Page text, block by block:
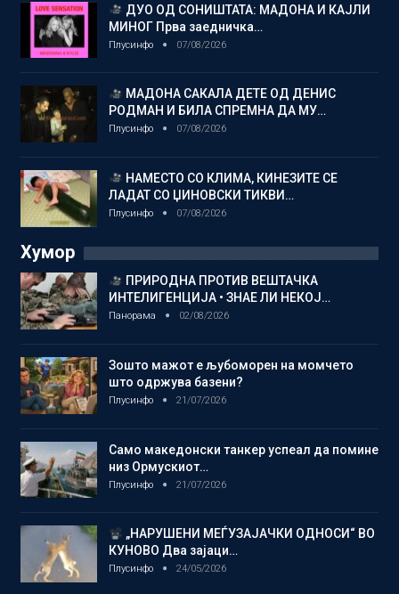
ДУО ОД СОНИШТАТА: МАДОНА И КАЈЛИ
МИНОГ Прва заедничка…
Плусинфо 07/08/2026
МАДОНА САКАЛА ДЕТЕ ОД ДЕНИС
РОДМАН И БИЛА СПРЕМНА ДА МУ…
Плусинфо 07/08/2026
НАМЕСТО СО КЛИМА, КИНЕЗИТЕ СЕ
ЛАДАТ СО ЏИНОВСКИ ТИКВИ…
Плусинфо 07/08/2026
Хумор
ПРИРОДНА ПРОТИВ ВЕШТАЧКА
ИНТЕЛИГЕНЦИЈА • ЗНАЕ ЛИ НЕКОЈ…
Панорама 02/08/2026
Зошто мажот е љубоморен на момчето
што одржува базени?
Плусинфо 21/07/2026
Само македонски танкер успеал да помине
низ Ормускиот…
Плусинфо 21/07/2026
„НАРУШЕНИ МЕЃУЗАЈАЧКИ ОДНОСИ“ ВО
КУНОВО Два зајаци…
Плусинфо 24/05/2026